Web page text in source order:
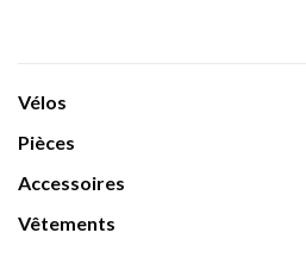
Vélos
Pièces
Accessoires
Vêtements